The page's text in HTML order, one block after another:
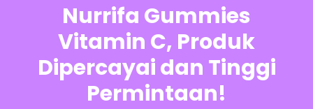
Nurrifa Gummies
Vitamin C, Produk
Dipercayai dan Tinggi
Permintaan!